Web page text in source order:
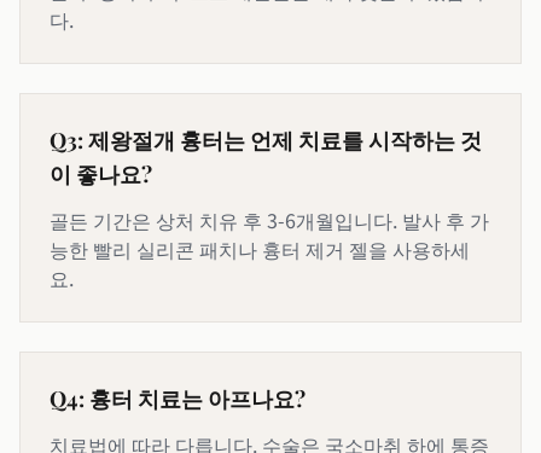
다.
Q3: 제왕절개 흉터는 언제 치료를 시작하는 것
이 좋나요?
골든 기간은 상처 치유 후 3-6개월입니다. 발사 후 가
능한 빨리 실리콘 패치나 흉터 제거 젤을 사용하세
요.
Q4: 흉터 치료는 아프나요?
치료법에 따라 다릅니다. 수술은 국소마취 하에 통증